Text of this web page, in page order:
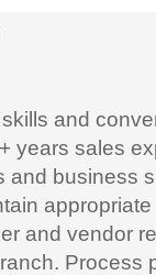
and
years sales
and business
and vendor
Process